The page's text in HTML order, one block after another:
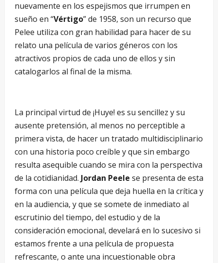
nuevamente en los espejismos que irrumpen en
sueño en “Vértigo” de 1958, son un recurso que
Pelee utiliza con gran habilidad para hacer de su
relato una película de varios géneros con los
atractivos propios de cada uno de ellos y sin
catalogarlos al final de la misma.
La principal virtud de ¡Huye! es su sencillez y su
ausente pretensión, al menos no perceptible a
primera vista, de hacer un tratado multidisciplinario
con una historia poco creíble y que sin embargo
resulta asequible cuando se mira con la perspectiva
de la cotidianidad. Jordan Peele se presenta de esta
forma con una película que deja huella en la crítica y
en la audiencia, y que se somete de inmediato al
escrutinio del tiempo, del estudio y de la
consideración emocional, develará en lo sucesivo si
estamos frente a una película de propuesta
refrescante, o ante una incuestionable obra